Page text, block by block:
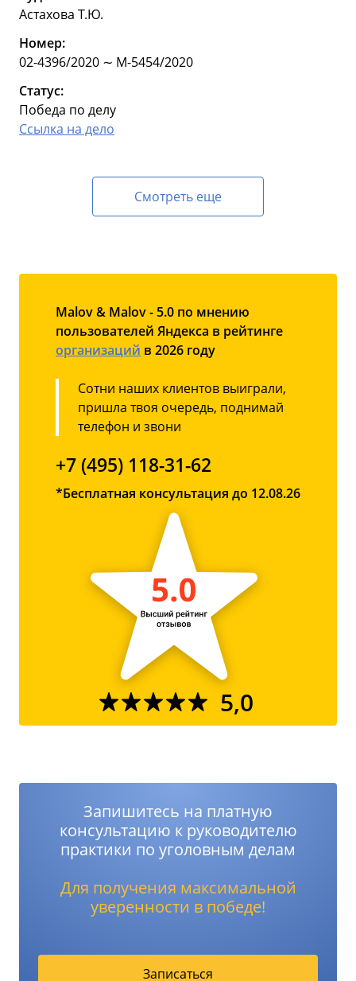
Астахова Т.Ю.
Номер:
02-4396/2020 ∼ М-5454/2020
Статус:
Победа по делу
Ссылка на дело
Смотреть еще
Malov & Malov - 5.0 по мнению
пользователей Яндекса в рейтинге
организаций в 2026 году
Сотни наших клиентов выиграли,
пришла твоя очередь, поднимай
телефон и звони
+7 (495) 118-31-62
*Бесплатная консультация до 12.08.26
5,0
Запишитесь на платную
консультацию к руководителю
практики по уголовным делам
Для получения максимальной
уверенности в победе!
Записаться